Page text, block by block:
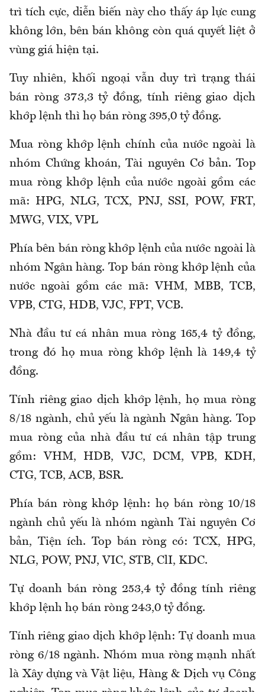
trì tích cực, diễn biến này cho thấy áp lực cung
không lớn, bên bán không còn quá quyết liệt ở
vùng giá hiện tại.
Tuy nhiên, khối ngoại vẫn duy trì trạng thái
bán ròng 373,3 tỷ đồng, tính riêng giao dịch
khớp lệnh thì họ bán ròng 395,0 tỷ đồng.
Mua ròng khớp lệnh chính của nước ngoài là
nhóm Chứng khoán, Tài nguyên Cơ bản. Top
mua ròng khớp lệnh của nước ngoài gồm các
mã: HPG, NLG, TCX, PNJ, SSI, POW, FRT,
MWG, VIX, VPL
Phía bên bán ròng khớp lệnh của nước ngoài là
nhóm Ngân hàng. Top bán ròng khớp lệnh của
nước ngoài gồm các mã: VHM, MBB, TCB,
VPB, CTG, HDB, VJC, FPT, VCB.
Nhà đầu tư cá nhân mua ròng 165,4 tỷ đồng,
trong đó họ mua ròng khớp lệnh là 149,4 tỷ
đồng.
Tính riêng giao dịch khớp lệnh, họ mua ròng
8/18 ngành, chủ yếu là ngành Ngân hàng. Top
mua ròng của nhà đầu tư cá nhân tập trung
gồm: VHM, HDB, VJC, DCM, VPB, KDH,
CTG, TCB, ACB, BSR.
Phía bán ròng khớp lệnh: họ bán ròng 10/18
ngành chủ yếu là nhóm ngành Tài nguyên Cơ
bản, Tiện ích. Top bán ròng có: TCX, HPG,
NLG, POW, PNJ, VIC, STB, ClI, KDC.
Tự doanh bán ròng 253,4 tỷ đồng tính riêng
khớp lệnh họ bán ròng 243,0 tỷ đồng.
Tính riêng giao dịch khớp lệnh: Tự doanh mua
ròng 6/18 ngành. Nhóm mua ròng mạnh nhất
là Xây dựng và Vật liệu, Hàng & Dịch vụ Công